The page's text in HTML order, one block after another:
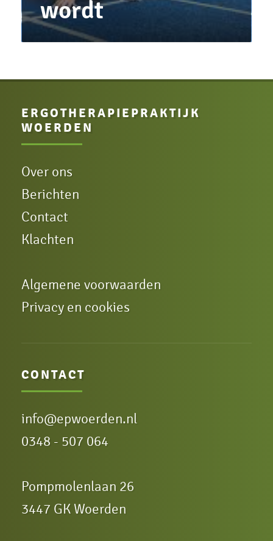
wordt
ERGOTHERAPIE­PRAKTIJK
WOERDEN
Over ons
Berichten
Contact
Klachten
Algemene voorwaarden
Privacy en cookies
CONTACT
info@epwoerden.nl
0348 - 507 064
Pompmolenlaan 26
3447 GK Woerden